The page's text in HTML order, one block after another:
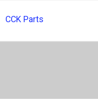
CCK Parts